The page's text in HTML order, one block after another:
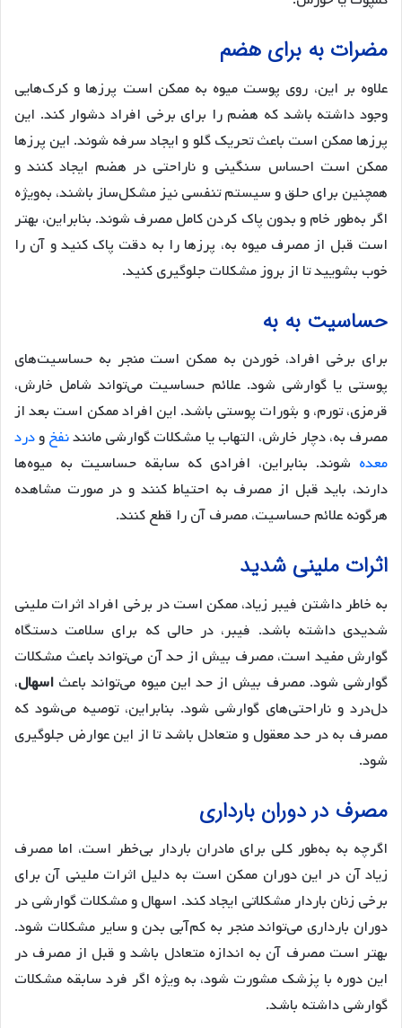
مضرات به برای هضم
علاوه بر این، روی پوست میوه به ممکن است پرزها و کرک‌هایی
وجود داشته باشد که هضم را برای برخی افراد دشوار کند. این
پرزها ممکن است باعث تحریک گلو و ایجاد سرفه شوند. این پرزها
ممکن است احساس سنگینی و ناراحتی در هضم ایجاد کنند و
همچنین برای حلق و سیستم تنفسی نیز مشکل‌ساز باشند، به‌ویژه
اگر به‌طور خام و بدون پاک کردن کامل مصرف شوند. بنابراین، بهتر
است قبل از مصرف میوه به، پرزها را به دقت پاک کنید و آن را
خوب بشویید تا از بروز مشکلات جلوگیری کنید.
حساسیت به به
برای برخی افراد، خوردن به ممکن است منجر به حساسیت‌های
پوستی یا گوارشی شود. علائم حساسیت می‌تواند شامل خارش،
قرمزی، تورم، و بثورات پوستی باشد. این افراد ممکن است بعد از
مصرف به، دچار خارش، التهاب یا مشکلات گوارشی مانندنفخودرد
معده شوند. بنابراین، افرادی که سابقه حساسیت به میوه‌ها
دارند، باید قبل از مصرف به احتیاط کنند و در صورت مشاهده
هرگونه علائم حساسیت، مصرف آن را قطع کنند.
اثرات ملینی شدید
به خاطر داشتن فیبر زیاد، ممکن است در برخی افراد اثرات ملینی
شدیدی داشته باشد. فیبر، در حالی که برای سلامت دستگاه
گوارش مفید است، مصرف بیش از حد آن می‌تواند باعث مشکلات
گوارشی شود. مصرف بیش از حد این میوه می‌تواند باعث اسهال،
دل‌درد و ناراحتی‌های گوارشی شود. بنابراین، توصیه می‌شود که
مصرف به در حد معقول و متعادل باشد تا از این عوارض جلوگیری
شود.
مصرف در دوران بارداری
اگرچه به به‌طور کلی برای مادران باردار بی‌خطر است، اما مصرف
زیاد آن در این دوران ممکن است به دلیل اثرات ملینی آن برای
برخی زنان باردار مشکلاتی ایجاد کند. اسهال و مشکلات گوارشی در
دوران بارداری می‌تواند منجر به کم‌آبی بدن و سایر مشکلات شود.
بهتر است مصرف آن به اندازه متعادل باشد و قبل از مصرف در
این دوره با پزشک مشورت شود، به ویژه اگر فرد سابقه مشکلات
گوارشی داشته باشد.